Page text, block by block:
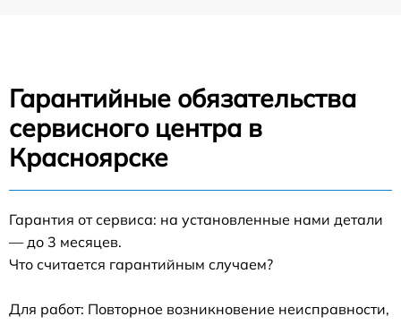
Гарантийные обязательства
сервисного центра в
Красноярске
Гарантия от сервиса: на установленные нами детали
— до 3 месяцев.
Что считается гарантийным случаем?
Для работ: Повторное возникновение неисправности,